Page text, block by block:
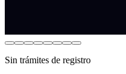
Sin trámites de registro